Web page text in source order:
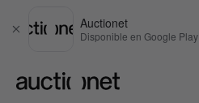
Cerrar
Auctionet
Disponible en Google Play